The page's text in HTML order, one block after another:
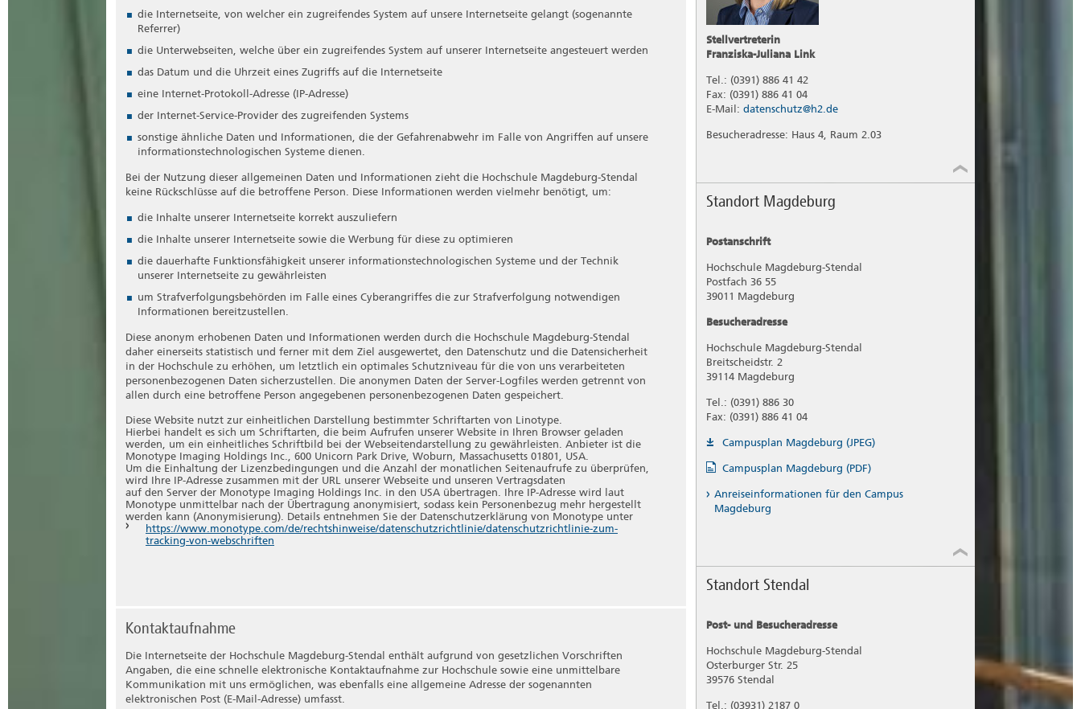
natürliche Person (im Folgenden „betroffene Person“) beziehen. Als identifizierbar wird eine natürliche
Person angesehen, die direkt oder indirekt, insbesondere mittels Zuordnung zu einer Kennung wie
einem Namen, zu einer Kennnummer, zu Standortdaten, zu einer Online-Kennung oder zu einem oder
mehreren besonderen Merkmalen, die Ausdruck der physischen, physiologischen, genetischen,
psychischen, wirtschaftlichen, kulturellen oder sozialen Identität dieser natürlichen Person sind,
identifiziert werden kann.
Betroffene Person ist jede identifizierte oder identifizierbare natürliche Person, deren personenbezogene
Daten von dem für die Verarbeitung Verantwortlichen verarbeitet werden.
Verarbeitung
Verarbeitung ist jeder mit oder ohne Hilfe automatisierter Verfahren ausgeführte Vorgang oder jede
solche Vorgangsreihe im Zusammenhang mit personenbezogenen Daten wie das Erheben, das Erfassen,
Abfragen, die Verwendung, die Offenlegung durch Übermittlung, Verbreitung oder eine andere Form
der Bereitstellung, den Abgleich oder die Verknüpfung, die Einschränkung, das Löschen oder die
Vernichtung.
Einschränkung der Verarbeitung
Ziel, ihre künftige Verarbeitung einzuschränken.
Profiling
Profiling ist jede Art der automatisierten Verarbeitung personenbezogener Daten, die darin besteht, dass
diese personenbezogenen Daten verwendet werden, um bestimmte persönliche Aspekte, die sich auf
eine natürliche Person beziehen, zu bewerten, insbesondere, um Aspekte bezüglich Arbeitsleistung,
wirtschaftlicher Lage, Gesundheit, persönlicher Vorlieben, Interessen, Zuverlässigkeit, Verhalten,
Aufenthaltsort oder Ortswechsel dieser natürlichen Person zu analysieren oder vorherzusagen.
Pseudonymisierung
Pseudonymisierung ist die Verarbeitung personenbezogener Daten in einer Weise, auf welche die
personenbezogenen Daten ohne Hinzuziehung zusätzlicher Informationen nicht mehr einer spezifischen
betroffenen Person zugeordnet werden können, sofern diese zusätzlichen Informationen gesondert
aufbewahrt werden und technischen und organisatorischen Maßnahmen unterliegen, die gewährleisten,
Verantwortlicher oder für die Verarbeitung Verantwortlicher ist die natürliche oder juristische Person,
Behörde, Einrichtung oder andere Stelle, die allein oder gemeinsam mit anderen über die Zwecke und
Mittel der Verarbeitung von personenbezogenen Daten entscheidet. Sind die Zwecke und Mittel dieser
Verarbeitung durch das Unionsrecht oder das Recht der Mitgliedstaaten vorgegeben, so kann der
Verantwortliche beziehungsweise können die bestimmten Kriterien seiner Benennung nach dem
Unionsrecht oder dem Recht der Mitgliedstaaten vorgesehen werden.
die Internetseite, von welcher ein zugreifendes System auf unsere Internetseite gelangt (sogenannte
Referrer)
die Unterwebseiten, welche über ein zugreifendes System auf unserer Internetseite angesteuert werden
das Datum und die Uhrzeit eines Zugriffs auf die Internetseite
eine Internet-Protokoll-Adresse (IP-Adresse)
der Internet-Service-Provider des zugreifenden Systems
sonstige ähnliche Daten und Informationen, die der Gefahrenabwehr im Falle von Angriffen auf unsere
informationstechnologischen Systeme dienen.
Bei der Nutzung dieser allgemeinen Daten und Informationen zieht die Hochschule Magdeburg-Stendal
keine Rückschlüsse auf die betroffene Person. Diese Informationen werden vielmehr benötigt, um:
die Inhalte unserer Internetseite korrekt auszuliefern
die Inhalte unserer Internetseite sowie die Werbung für diese zu optimieren
die dauerhafte Funktionsfähigkeit unserer informationstechnologischen Systeme und der Technik
unserer Internetseite zu gewährleisten
um Strafverfolgungsbehörden im Falle eines Cyberangriffes die zur Strafverfolgung notwendigen
Informationen bereitzustellen.
Diese anonym erhobenen Daten und Informationen werden durch die Hochschule Magdeburg-Stendal
daher einerseits statistisch und ferner mit dem Ziel ausgewertet, den Datenschutz und die Datensicherheit
in der Hochschule zu erhöhen, um letztlich ein optimales Schutzniveau für die von uns verarbeiteten
personenbezogenen Daten sicherzustellen. Die anonymen Daten der Server-Logfiles werden getrennt von
allen durch eine betroffene Person angegebenen personenbezogenen Daten gespeichert.
Diese Website nutzt zur einheitlichen Darstellung bestimmter Schriftarten von Linotype.
Hierbei handelt es sich um Schriftarten, die beim Aufrufen unserer Website in Ihren Browser geladen
werden, um ein einheitliches Schriftbild bei der Webseitendarstellung zu gewährleisten. Anbieter ist die
Monotype Imaging Holdings Inc., 600 Unicorn Park Drive, Woburn, Massachusetts 01801, USA.
Um die Einhaltung der Lizenzbedingungen und die Anzahl der monatlichen Seitenaufrufe zu überprüfen,
wird Ihre IP-Adresse zusammen mit der URL unserer Webseite und unseren Vertragsdaten
auf den Server der Monotype Imaging Holdings Inc. in den USA übertragen. Ihre IP-Adresse wird laut
Monotype unmittelbar nach der Übertragung anonymisiert, sodass kein Personenbezug mehr hergestellt
werden kann (Anonymisierung). Details entnehmen Sie der Datenschutzerklärung von Monotype unter
https://www.monotype.com/de/rechtshinweise/datenschutzrichtlinie/datenschutzrichtlinie-zum-
tracking-von-webschriften
Kontaktaufnahme
Die Internetseite der Hochschule Magdeburg-Stendal enthält aufgrund von gesetzlichen Vorschriften
Angaben, die eine schnelle elektronische Kontaktaufnahme zur Hochschule sowie eine unmittelbare
Kommunikation mit uns ermöglichen, was ebenfalls eine allgemeine Adresse der sogenannten
elektronischen Post (E-Mail-Adresse) umfasst.
Stellvertreterin
Franziska-Juliana Link
Tel.: (0391) 886 41 42
Fax: (0391) 886 41 04
E-Mail:datenschutz@h2.de
Besucheradresse: Haus 4, Raum 2.03
Standort Magdeburg
Postanschrift
Hochschule Magdeburg-Stendal
Postfach 36 55
39011 Magdeburg
Besucheradresse
Hochschule Magdeburg-Stendal
Breitscheidstr. 2
39114 Magdeburg
Tel.: (0391) 886 30
Fax: (0391) 886 41 04
Campusplan Magdeburg (JPEG)
Campusplan Magdeburg (PDF)
Anreiseinformationen für den Campus
Magdeburg
Standort Stendal
Post- und Besucheradresse
Hochschule Magdeburg-Stendal
Osterburger Str. 25
39576 Stendal
Tel.: (03931) 2187 0